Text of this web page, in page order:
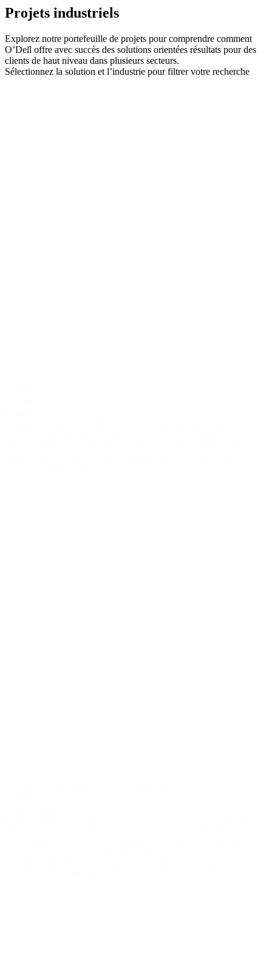
Projets industriels
Explorez notre portefeuille de projets pour comprendre comment
O’Dell offre avec succès des solutions orientées résultats pour des
clients de haut niveau dans plusieurs secteurs.
Sélectionnez la solution et l’industrie pour filtrer votre recherche